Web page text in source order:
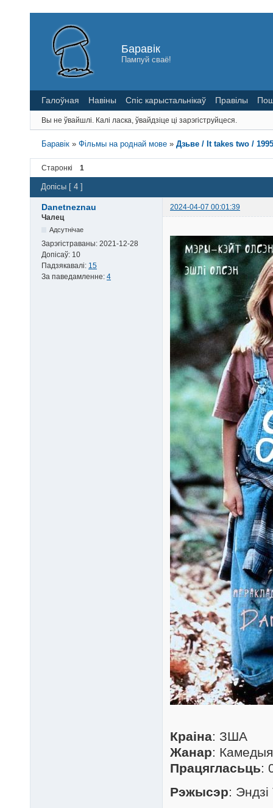
Баравік
Пампуй сваё!
Галоўная Навіны Спіс карыстальнікаў Правілы
Вы не ўвайшлі. Калі ласка, ўвайдзіце ці зарэгіструйцеся.
Баравік »Фільмы на роднай мове »Дзьве / It takes two /
Старонкі 1
Допісы [ 4 ]
Danetneznau
2024-04-07 00:01:39
Чалец
Адсутнічае
Зарэгістраваны: 2021-12-28
Допісаў: 10
Падзякавалі: 15
За паведамленне: 4
Краіна: ЗША
Жанар:
Працягласьць:
Рэжысэр: